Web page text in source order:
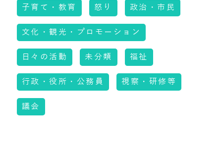
子育て・教育 怒り 政治・市民
文化・観光・プロモーション
日々の活動 未分類 福祉
行政・役所・公務員 視察・研修等
議会